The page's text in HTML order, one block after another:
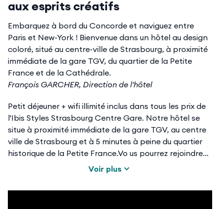
aux esprits créatifs
Embarquez à bord du Concorde et naviguez entre
Paris et New-York ! Bienvenue dans un hôtel au design
coloré, situé au centre-ville de Strasbourg, à proximité
immédiate de la gare TGV, du quartier de la Petite
France et de la Cathédrale.
François GARCHER, Direction de l'hôtel
Petit déjeuner + wifi illimité inclus dans tous les prix de
l'Ibis Styles Strasbourg Centre Gare. Notre hôtel se
situe à proximité immédiate de la gare TGV, au centre
ville de Strasbourg et à 5 minutes à peine du quartier
historique de la Petite France.Vo us pourrez rejoindre
les Institutions Européennes ou le Palais des Congrès
en tram en 10 minutes.L'hôtel bénéficie d'une situation
qui convient aussi bien aux touristes qu'à l'homme
Voir plus